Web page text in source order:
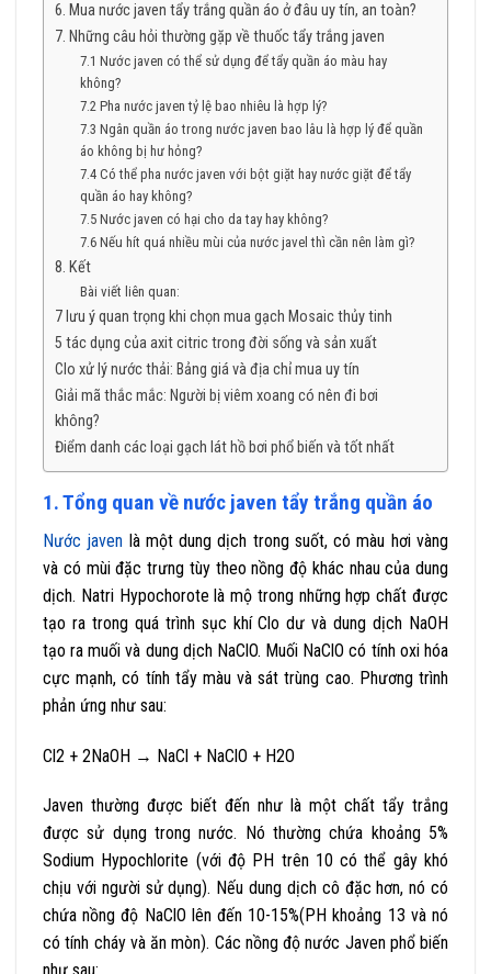
6. Mua nước javen tẩy trắng quần áo ở đâu uy tín, an toàn?
7. Những câu hỏi thường gặp về thuốc tẩy trắng javen
7.1 Nước javen có thể sử dụng để tẩy quần áo màu hay
không?
7.2 Pha nước javen tỷ lệ bao nhiêu là hợp lý?
7.3 Ngân quần áo trong nước javen bao lâu là hợp lý để quần
áo không bị hư hỏng?
7.4 Có thể pha nước javen với bột giặt hay nước giặt để tẩy
quần áo hay không?
7.5 Nước javen có hại cho da tay hay không?
7.6 Nếu hít quá nhiều mùi của nước javel thì cần nên làm gì?
8. Kết
Bài viết liên quan:
7 lưu ý quan trọng khi chọn mua gạch Mosaic thủy tinh
5 tác dụng của axit citric trong đời sống và sản xuất
Clo xử lý nước thải: Bảng giá và địa chỉ mua uy tín
Giải mã thắc mắc: Người bị viêm xoang có nên đi bơi
không?
Điểm danh các loại gạch lát hồ bơi phổ biến và tốt nhất
1. Tổng quan về nước javen tẩy trắng quần áo
Nước javen là một dung dịch trong suốt, có màu hơi vàng
và có mùi đặc trưng tùy theo nồng độ khác nhau của dung
dịch. Natri Hypochorote là mộ trong những hợp chất được
tạo ra trong quá trình sục khí Clo dư và dung dịch NaOH
tạo ra muối và dung dịch NaClO. Muối NaClO có tính oxi hóa
cực mạnh, có tính tẩy màu và sát trùng cao. Phương trình
phản ứng như sau:
Cl2 + 2NaOH → NaCl + NaClO + H2O
Javen thường được biết đến như là một chất tẩy trắng
được sử dụng trong nước. Nó thường chứa khoảng 5%
Sodium Hypochlorite (với độ PH trên 10 có thể gây khó
chịu với người sử dụng). Nếu dung dịch cô đặc hơn, nó có
chứa nồng độ NaClO lên đến 10-15%(PH khoảng 13 và nó
có tính cháy và ăn mòn). Các nồng độ nước Javen phổ biến